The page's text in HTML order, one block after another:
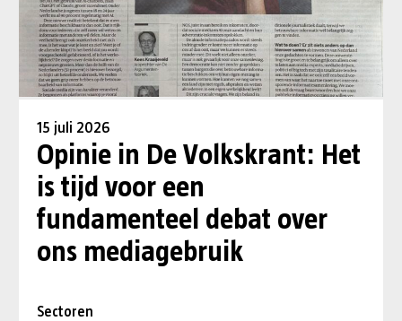
15 juli 2026
Opinie in De Volkskrant: Het
is tijd voor een
fundamenteel debat over
ons mediagebruik
Sectoren